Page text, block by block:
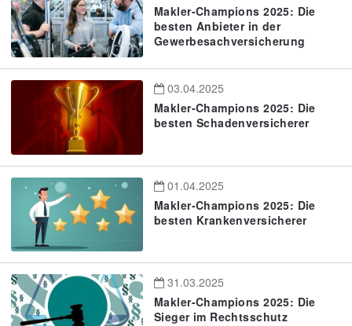
Makler-Champions 2025: Die
besten Anbieter in der
Gewerbesachversicherung
03.04.2025
Makler-Champions 2025: Die
besten Schadenversicherer
01.04.2025
Makler-Champions 2025: Die
besten Krankenversicherer
31.03.2025
Makler-Champions 2025: Die
Sieger im Rechtsschutz